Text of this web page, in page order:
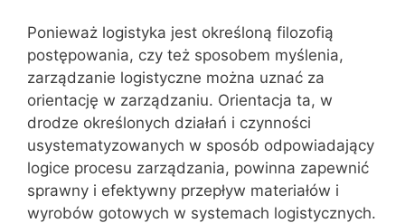
Ponieważ logistyka jest określoną filozofią
postępowania, czy też sposobem myślenia,
zarządzanie logistyczne można uznać za
orientację w zarządzaniu. Orientacja ta, w
drodze określonych działań i czynności
usystematyzowanych w sposób odpowiadający
logice procesu zarządzania, powinna zapewnić
sprawny i efektywny przepływ materiałów i
wyrobów gotowych w systemach logistycznych.